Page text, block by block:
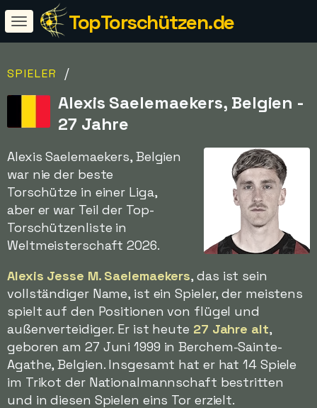
TopTorschützen.de
SPIELER /
Alexis Saelemaekers, Belgien -
27 Jahre
Alexis Saelemaekers, Belgien
war nie der beste
Torschütze in einer Liga,
aber er war Teil der Top-
Torschützenliste in
Weltmeisterschaft 2026.
Alexis Jesse M. Saelemaekers, das ist sein
vollständiger Name, ist ein Spieler, der meistens
spielt auf den Positionen von flügel und
außenverteidiger. Er ist heute 27 Jahre alt,
geboren am 27 Juni 1999 in Berchem-Sainte-
Agathe, Belgien. Insgesamt hat er hat 14 Spiele
im Trikot der Nationalmannschaft bestritten
und in diesen Spielen eins Tor erzielt.